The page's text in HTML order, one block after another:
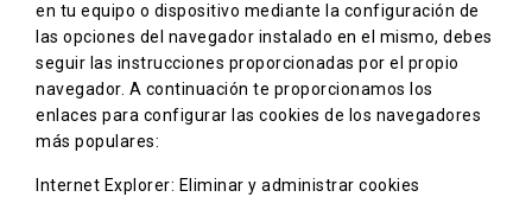
en tu equipo o dispositivo mediante la configuración de
las opciones del navegador instalado en el mismo, debes
seguir las instrucciones proporcionadas por el propio
navegador. A continuación te proporcionamos los
enlaces para configurar las cookies de los navegadores
más populares:
Internet Explorer: Eliminar y administrar cookies